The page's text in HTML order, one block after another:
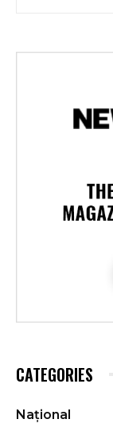
CATEGORIES
Național